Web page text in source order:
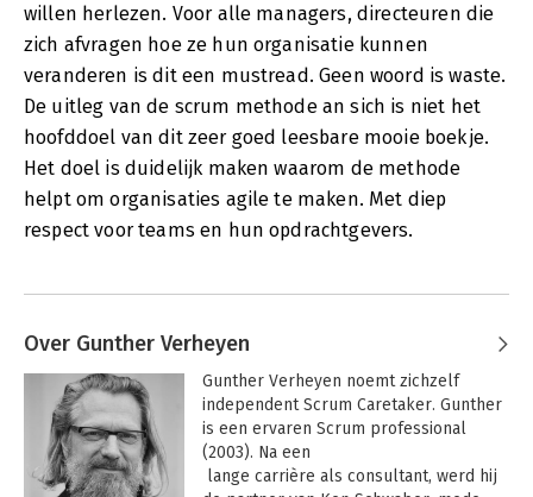
willen herlezen. Voor alle managers, directeuren die
zich afvragen hoe ze hun organisatie kunnen
veranderen is dit een mustread. Geen woord is waste.
De uitleg van de scrum methode an sich is niet het
hoofddoel van dit zeer goed leesbare mooie boekje.
Het doel is duidelijk maken waarom de methode
helpt om organisaties agile te maken. Met diep
respect voor teams en hun opdrachtgevers.
Over Gunther Verheyen
Gunther Verheyen noemt zichzelf
independent Scrum Caretaker. Gunther
is een ervaren Scrum professional
(2003). Na een